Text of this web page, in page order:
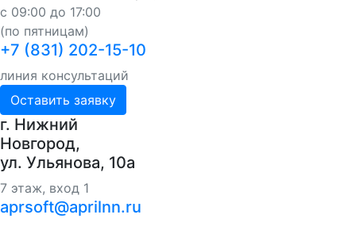
с 09:00 до 17:00
(по пятницам)
+7 (831) 202-15-10
линия консультаций
Оставить заявку
г. Нижний
Новгород,
ул. Ульянова, 10a
7 этаж, вход 1
aprsoft@aprilnn.ru